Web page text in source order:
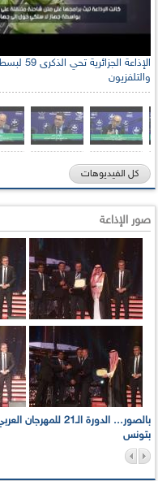
الإذاعة
والتلفزيون
رئيس اللجنة الوطنية الجزائرية
الصحراوي السيد سعيد العياشي
كل الفيديوهات
صور الإذاعة
بالصور... الدورة الـ21
بتونس